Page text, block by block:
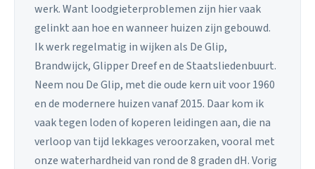
werk. Want loodgieterproblemen zijn hier vaak
gelinkt aan hoe en wanneer huizen zijn gebouwd.
Ik werk regelmatig in wijken als De Glip,
Brandwijck, Glipper Dreef en de Staatsliedenbuurt.
Neem nou De Glip, met die oude kern uit voor 1960
en de modernere huizen vanaf 2015. Daar kom ik
vaak tegen loden of koperen leidingen aan, die na
verloop van tijd lekkages veroorzaken, vooral met
onze waterhardheid van rond de 8 graden dH. Vorig